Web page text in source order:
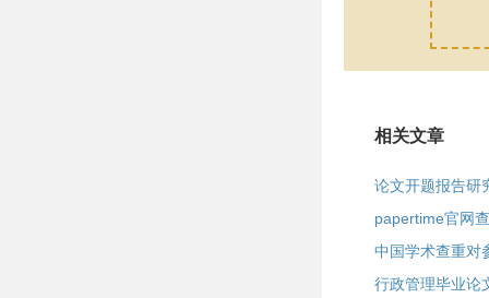
相关文章
论文开题报告研
papertime官网
中国学术查重对
行政管理毕业论